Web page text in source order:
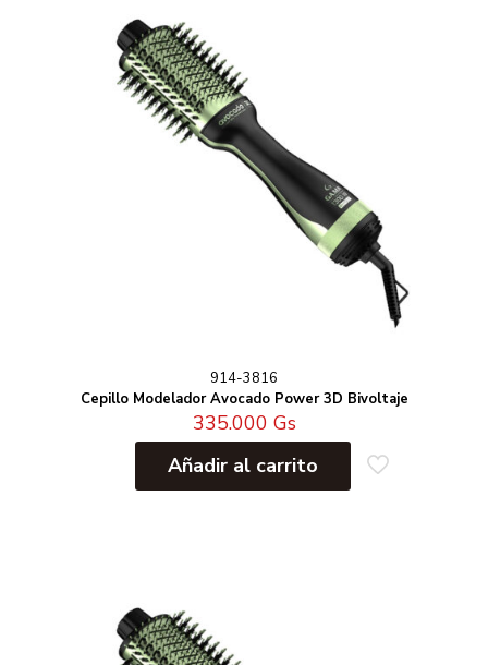
914-3816
Cepillo Modelador Avocado Power 3D Bivoltaje
335.000 Gs
Añadir al carrito